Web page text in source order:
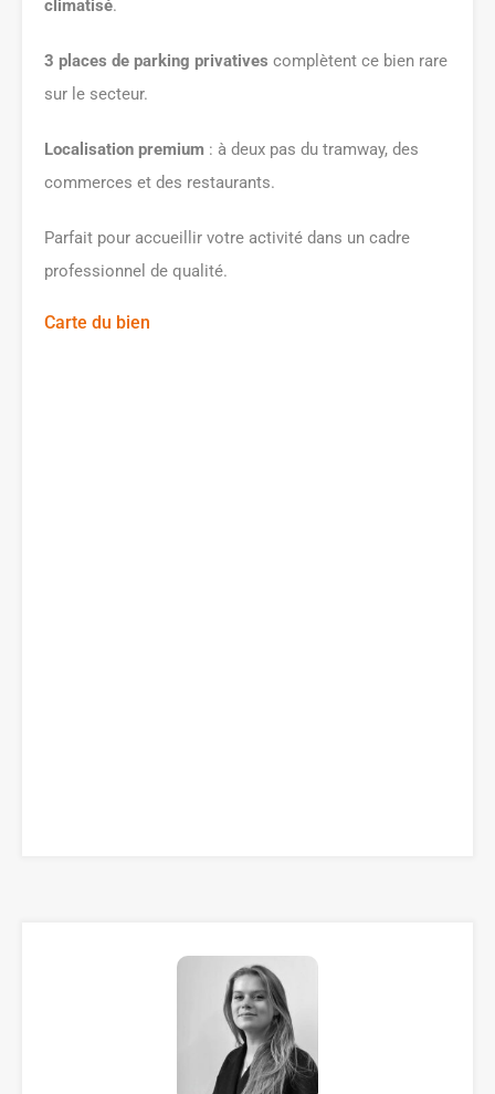
climatisé.
3 places de parking privatives complètent ce bien rare
sur le secteur.
Localisation premium : à deux pas du tramway, des
commerces et des restaurants.
Parfait pour accueillir votre activité dans un cadre
professionnel de qualité.
Carte du bien